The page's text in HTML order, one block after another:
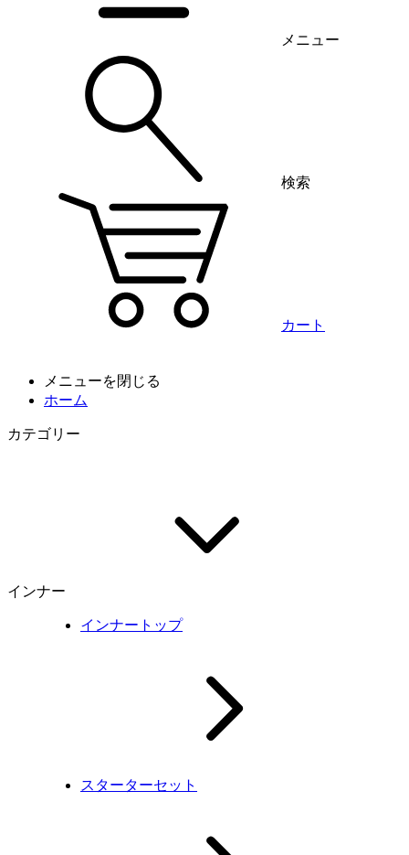
メニュー
検索
カート
メニューを閉じる
ホーム
カテゴリー
インナー
インナートップ
スターターセット